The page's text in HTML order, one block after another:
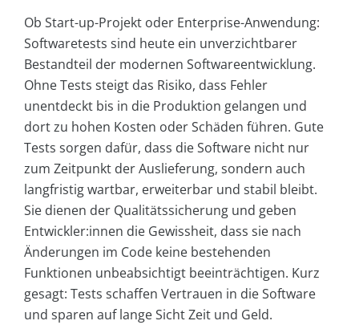
Ob Start-up-Projekt oder Enterprise-Anwendung:
Softwaretests sind heute ein unverzichtbarer
Bestandteil der modernen Softwareentwicklung.
Ohne Tests steigt das Risiko, dass Fehler
unentdeckt bis in die Produktion gelangen und
dort zu hohen Kosten oder Schäden führen. Gute
Tests sorgen dafür, dass die Software nicht nur
zum Zeitpunkt der Auslieferung, sondern auch
langfristig wartbar, erweiterbar und stabil bleibt.
Sie dienen der Qualitätssicherung und geben
Entwickler:innen die Gewissheit, dass sie nach
Änderungen im Code keine bestehenden
Funktionen unbeabsichtigt beeinträchtigen. Kurz
gesagt: Tests schaffen Vertrauen in die Software
und sparen auf lange Sicht Zeit und Geld.